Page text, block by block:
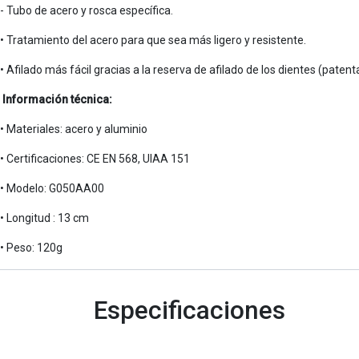
- Tubo de acero y rosca específica.
• Tratamiento del acero para que sea más ligero y resistente.
• Afilado más fácil gracias a la reserva de afilado de los dientes
Información técnica:
• Materiales: acero y aluminio
• Certificaciones: CE EN 568, UIAA 151
• Modelo: G050AA00
• Longitud : 13 cm
• Peso: 120g
Especificaciones